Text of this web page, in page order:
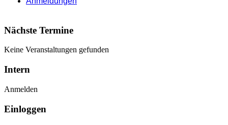
Nächste Termine
Keine Veranstaltungen gefunden
Intern
Anmelden
Einloggen